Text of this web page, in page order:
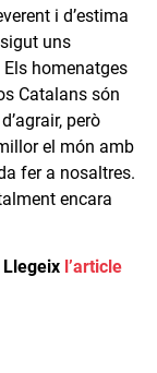
i d’estima
uns
homenatges
Catalans són
però
el món amb
fer a nosaltres.
encara
l’article